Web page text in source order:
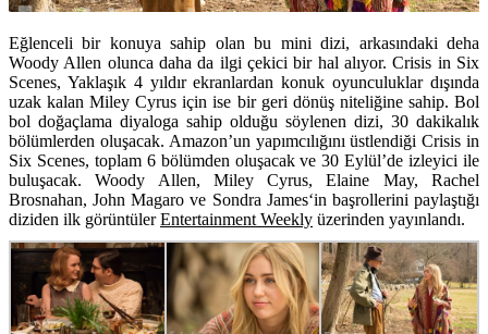
Eğlenceli bir konuya sahip olan bu mini dizi, arkasındaki deha
Woody Allen olunca daha da ilgi çekici bir hal alıyor. Crisis in Six
Scenes, Yaklaşık 4 yıldır ekranlardan konuk oyunculuklar dışında
uzak kalanMiley Cyrus için ise bir geri dönüş niteliğine sahip. Bol
bol doğaçlama diyaloga sahip olduğu söylenen dizi, 30 dakikalık
bölümlerden oluşacak. Amazon’un yapımcılığını üstlendiği Crisis in
Six Scenes, toplam 6 bölümden oluşacak ve 30 Eylül’de izleyici ile
buluşacak. Woody Allen, Miley Cyrus,Elaine May, Rachel
Brosnahan, John Magaro ve Sondra James‘in başrollerini paylaştığı
diziden ilk görüntülerEntertainment Weekly üzerinden yayınlandı.